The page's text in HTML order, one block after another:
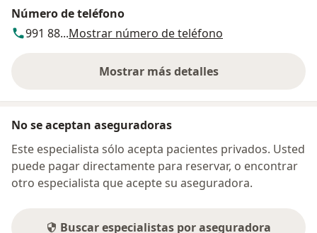
Número de teléfono
991 88...Mostrar número de teléfono
Mostrar más detalles
sobre la dirección
No se aceptan aseguradoras
Este especialista sólo acepta pacientes privados. Usted
puede pagar directamente para reservar, o encontrar
otro especialista que acepte su aseguradora.
Buscar especialistas por aseguradora